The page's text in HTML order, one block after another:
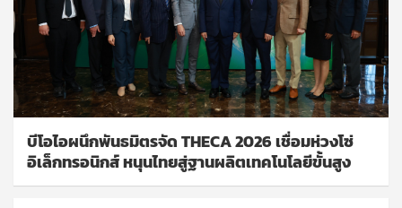
บีโอไอผนึกพันธมิตรจัด THECA 2026 เชื่อมห่วงโซ่
อิเล็กทรอนิกส์ หนุนไทยสู่ฐานผลิตเทคโนโลยีขั้นสูง